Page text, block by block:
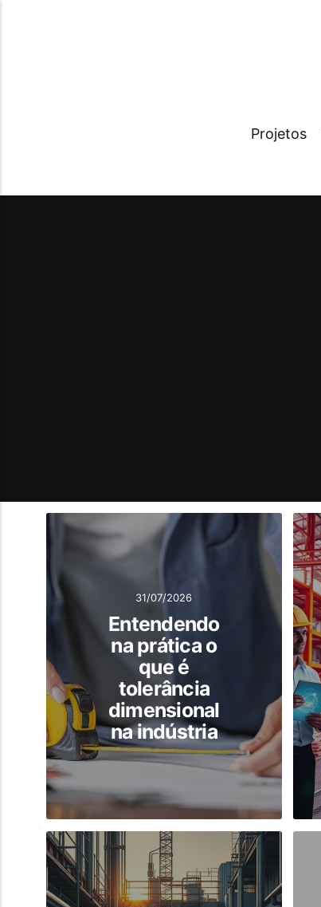
Projetos
31/07/2026
Entendendo
na prática o
que é
tolerância
dimensional
na indústria